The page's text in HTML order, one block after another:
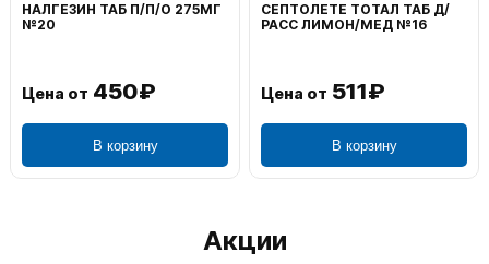
НАЛГЕЗИН ТАБ П/П/О 275МГ
№20
Цена от 450₽
В корзину
СЕПТОЛЕТЕ ТОТАЛ ТАБ Д/
РАСС ЛИМОН/МЕД №16
Цена от 511₽
В корзину
Акции